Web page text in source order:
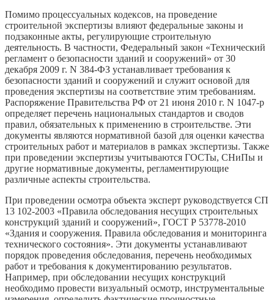
Помимо процессуальных кодексов, на проведение
строительной экспертизы влияют федеральные законы и
подзаконные акты, регулирующие строительную
деятельность. В частности, Федеральный закон «Технический
регламент о безопасности зданий и сооружений» от 30
декабря 2009 г. N 384-ФЗ устанавливает требования к
безопасности зданий и сооружений и служит основой для
проведения экспертизы на соответствие этим требованиям.
Распоряжение Правительства РФ от 21 июня 2010 г. N 1047-р
определяет перечень национальных стандартов и сводов
правил, обязательных к применению в строительстве. Эти
документы являются нормативной базой для оценки качества
строительных работ и материалов в рамках экспертизы. Также
при проведении экспертизы учитываются ГОСТы, СНиПы и
другие нормативные документы, регламентирующие
различные аспекты строительства.
При проведении осмотра объекта эксперт руководствуется СП
13 102-2003 «Правила обследования несущих строительных
конструкций зданий и сооружений», ГОСТ Р 53778-2010
«Здания и сооружения. Правила обследования и мониторинга
технического состояния». Эти документы устанавливают
порядок проведения обследования, перечень необходимых
работ и требования к документированию результатов.
Например, при обследовании несущих конструкций
необходимо провести визуальный осмотр, инструментальные